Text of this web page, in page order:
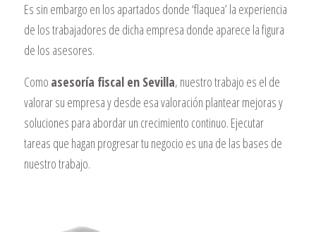
Es sin embargo en los apartados donde ‘flaquea’ la experiencia
de los trabajadores de dicha empresa donde aparece la figura
de los asesores.
Como asesoría fiscal en Sevilla, nuestro trabajo es el de
valorar su empresa y desde esa valoración plantear mejoras y
soluciones para abordar un crecimiento continuo. Ejecutar
tareas que hagan progresar tu negocio es una de las bases de
nuestro trabajo.